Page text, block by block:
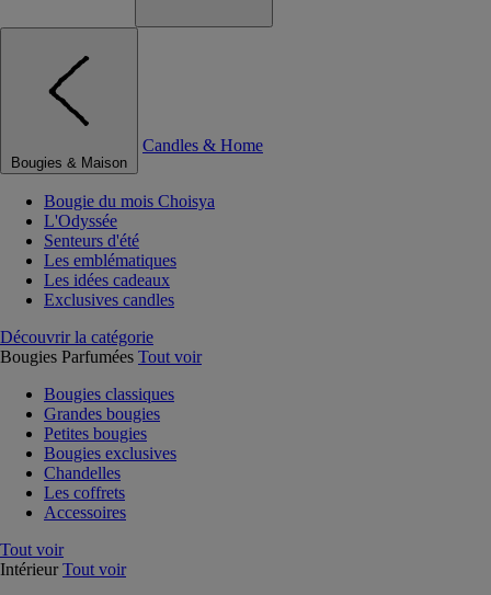
Bougies & Maison
Candles & Home
Bougie du mois Choisya
L'Odyssée
Senteurs d'été
Les emblématiques
Les idées cadeaux
Exclusives candles
Découvrir la catégorie
Bougies Parfumées Tout voir
Bougies classiques
Grandes bougies
Petites bougies
Bougies exclusives
Chandelles
Les coffrets
Accessoires
Tout voir
Intérieur Tout voir